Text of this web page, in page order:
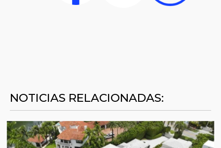
NOTICIAS RELACIONADAS: